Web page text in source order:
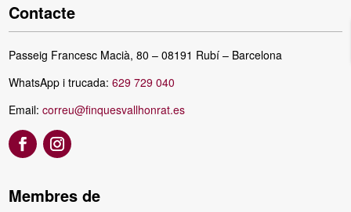
Contacte
Passeig Francesc Macià, 80 – 08191 Rubí – Barcelona
WhatsApp i trucada:629 729 040
Email:correu@finquesvallhonrat.es
Membres de